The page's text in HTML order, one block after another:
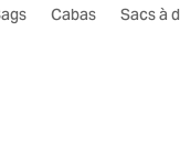
par exemple, du
nouvelle trousse
Cabas Sacs à